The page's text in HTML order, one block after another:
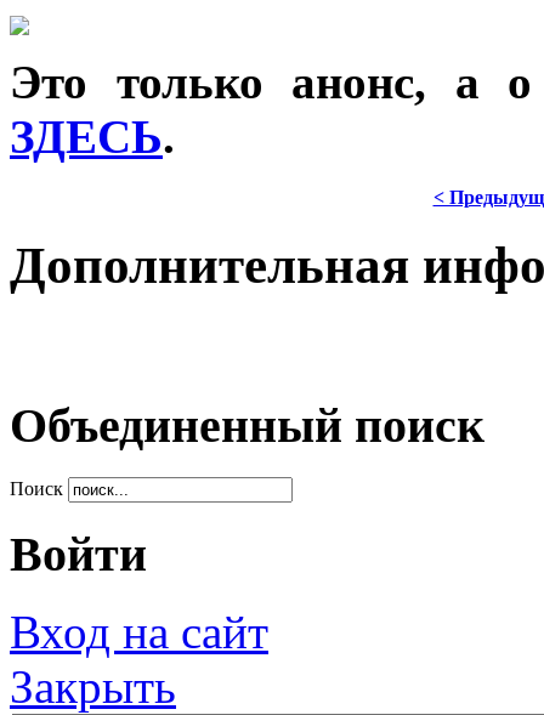
Это только анонс, а
ЗДЕСЬ.
<
Дополнительная
Объединенный поиск
Поиск
Войти
Вход на сайт
Закрыть